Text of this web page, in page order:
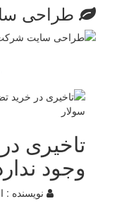
طراحی
تاخیری
وجود
نویسنده :